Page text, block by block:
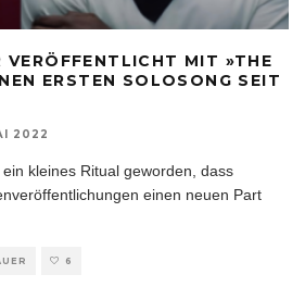
VERÖFFENTLICHT MIT »THE
ERSTEN SOLOSONG SEIT
2022
kleines Ritual geworden, dass
einen neuen Part
6